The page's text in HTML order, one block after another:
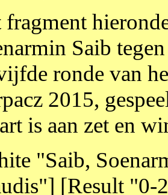
fragment
Saib
ronde van
2015,
is aan zet en
"Saib,
[Result "0-